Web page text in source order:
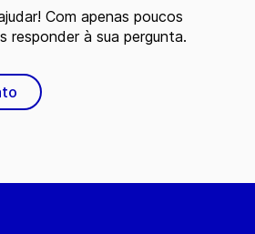
Com apenas poucos
responder à sua pergunta.